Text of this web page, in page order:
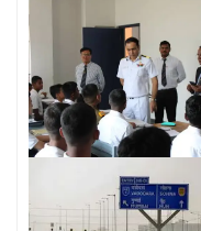
a
v
i
g
a